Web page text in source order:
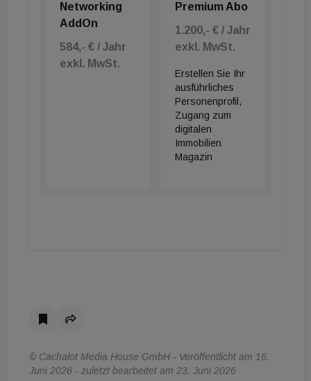
uns bei Mieten und Verfügbarkeit zunehmend an
internationalen Metropolen orientieren müssen. Die
Gefahr von Verhältnissen wie in London ist real.“
Networking
AddOn
584,- € / Jahr
exkl. MwSt.
Premium Abo
1.200,- € / Jahr
exkl. MwSt.
Erstellen Sie Ihr
ausführliches
Personenprofil,
Zugang zum
digitalen
Immobilien
Magazin
© Cachalot Media House GmbH - Veröffentlicht am 16.
Juni 2026 - zuletzt bearbeitet am 23. Juni 2026